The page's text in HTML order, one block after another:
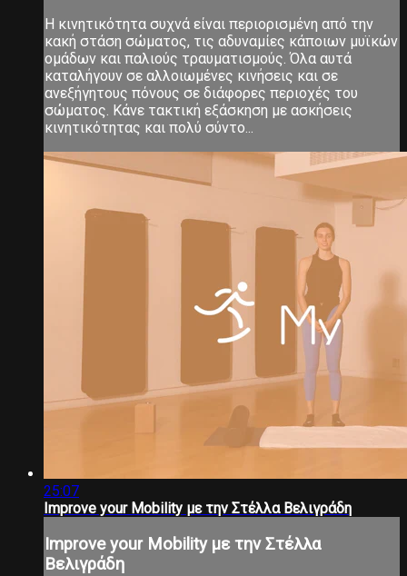
Η κινητικότητα συχνά είναι περιορισμένη από την
κακή στάση σώματος, τις αδυναμίες κάποιων μυϊκών
ομάδων και παλιούς τραυματισμούς. Όλα αυτά
καταλήγουν σε αλλοιωμένες κινήσεις και σε
ανεξήγητους πόνους σε διάφορες περιοχές του
σώματος. Κάνε τακτική εξάσκηση με ασκήσεις
κινητικότητας και πολύ σύντο...
25:07
Improve your Mobility με την Στέλλα Βελιγράδη
Improve your Mobility με την Στέλλα
Βελιγράδη